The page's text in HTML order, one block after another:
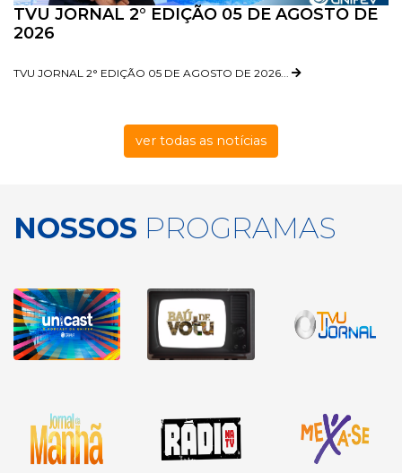
TVU JORNAL 2° EDIÇÃO 05 DE AGOSTO DE
2026
TVU JORNAL 2° EDIÇÃO 05 DE AGOSTO DE 2026...
ver todas as notícias
NOSSOS PROGRAMAS